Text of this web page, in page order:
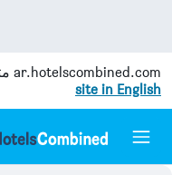
ar.hotelscombined.com
site in English